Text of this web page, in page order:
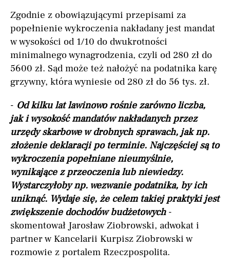
Zgodnie z obowiązującymi przepisami za
popełnienie wykroczenia nakładany jest mandat
w wysokości od 1/10 do dwukrotności
minimalnego wynagrodzenia, czyli od 280 zł do
5600 zł. Sąd może też nałożyć na podatnika karę
grzywny, która wyniesie od 280 zł do 56 tys. zł.
- Od kilku lat lawinowo rośnie zarówno liczba,
jak i wysokość mandatów nakładanych przez
urzędy skarbowe w drobnych sprawach, jak np.
złożenie deklaracji po terminie. Najczęściej są to
wykroczenia popełniane nieumyślnie,
wynikające z przeoczenia lub niewiedzy.
Wystarczyłoby np. wezwanie podatnika, by ich
uniknąć. Wydaje się, że celem takiej praktyki jest
zwiększenie dochodów budżetowych-
skomentował Jarosław Ziobrowski, adwokat i
partner w Kancelarii Kurpisz Ziobrowski w
rozmowie z portalem Rzeczpospolita.